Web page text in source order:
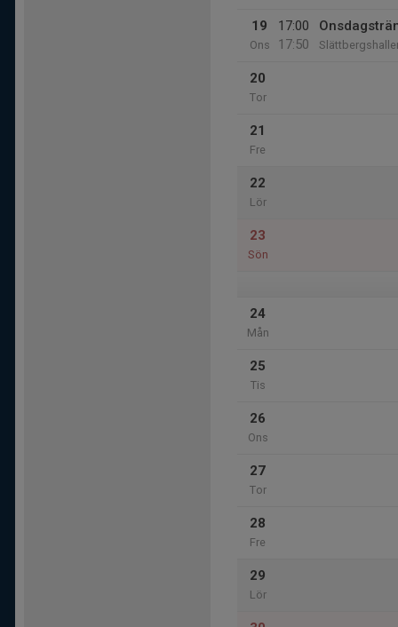
19
Ons
17:00
17:50
20
Tor
21
Fre
22
Lör
23
Sön
24
Mån
25
Tis
26
Ons
27
Tor
28
Fre
29
Lör